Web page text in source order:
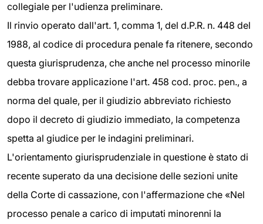
collegiale per l'udienza preliminare.
Il rinvio operato dall'art. 1, comma 1, del d.P.R. n. 448 del
1988, al codice di procedura penale fa ritenere, secondo
questa giurisprudenza, che anche nel processo minorile
debba trovare applicazione l'art. 458 cod. proc. pen., a
norma del quale, per il giudizio abbreviato richiesto
dopo il decreto di giudizio immediato, la competenza
spetta al giudice per le indagini preliminari.
L'orientamento giurisprudenziale in questione è stato di
recente superato da una decisione delle sezioni unite
della Corte di cassazione, con l'affermazione che «Nel
processo penale a carico di imputati minorenni la